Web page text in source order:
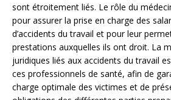
sont étroitement liés. Le rôle du
pour assurer la prise en charge des
d’accidents du travail et pour leur
prestations auxquelles ils ont droit. La
juridiques liés aux accidents du travail
ces professionnels de santé, afin de
charge optimale des victimes et de